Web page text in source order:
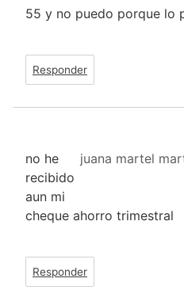
55 y no puedo porque lo
Responder
juana martel
no he
recibido
aun mi
cheque ahorro trimestral
Responder